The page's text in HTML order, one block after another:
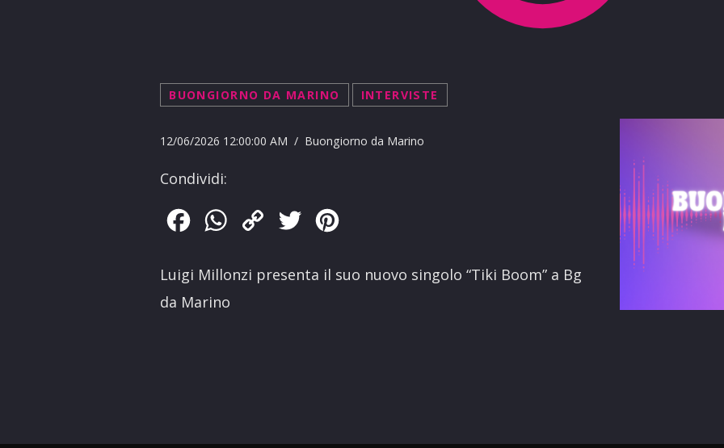
BUONGIORNO DA MARINO INTERVISTE
12/06/2026 12:00:00 AM / Buongiorno da Marino
Condividi:
FacebookWhatsApp
Copy
Twitter
Luigi Millonzi presenta il suo nuovo singolo “Tiki Boom” a Bg
da Marino